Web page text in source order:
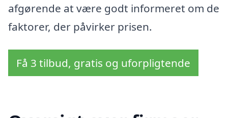
afgørende at være godt informeret om de
faktorer, der påvirker prisen.
Få 3 tilbud, gratis og uforpligtende